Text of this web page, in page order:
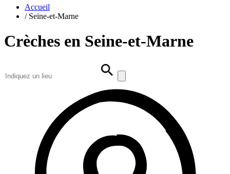
Accueil
/ Seine-et-Marne
Crèches en Seine-et-Marne